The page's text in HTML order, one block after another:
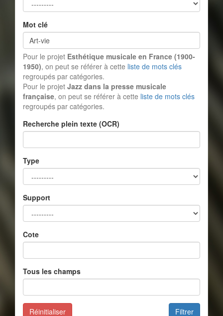
Mot clé
Pour le projet Esthétique musicale en France (1900-
1950), on peut se référer à cette liste de mots clés
regroupés par catégories.
Pour le projet Jazz dans la presse musicale
française, on peut se référer à cette liste de mots clés
regroupés par catégories.
Recherche plein texte (OCR)
Type
Support
Cote
Tous les champs
Filtrer
Réinitialiser